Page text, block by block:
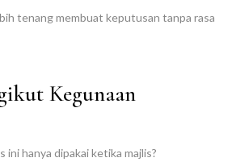
tenang membuat keputusan tanpa rasa
Kegunaan
ini hanya dipakai ketika majlis?